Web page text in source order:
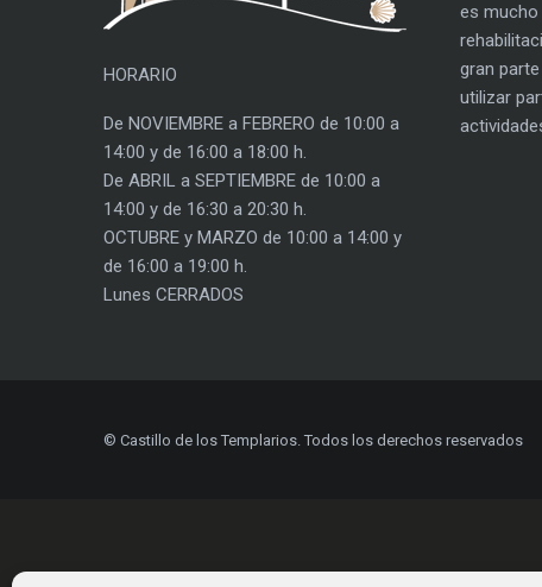
HORARIO
De NOVIEMBRE a FEBRERO de 10:00 a
14:00 y de 16:00 a 18:00 h.
De ABRIL a SEPTIEMBRE de 10:00 a
14:00 y de 16:30 a 20:30 h.
OCTUBRE y MARZO de 10:00 a 14:00 y
de 16:00 a 19:00 h.
Lunes CERRADOS
es mucho
gran
utilizar
© Castillo de los Templarios. Todos los derechos reservados